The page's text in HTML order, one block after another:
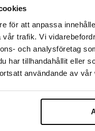
för att anpassa
trafik. Vi
och analysföretag
har tillhandahållit eller
användande av vår
solsikke,
vegetabilsk
maisstivelse,
(maltitol*),
solsikke), fettredusert
emulgeringsmiddel
og sesam.
sukkerarter.